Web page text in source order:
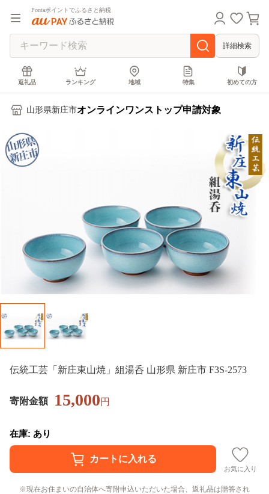
Pontaポイントでふるさと納税
詳細検索
返礼品 ランキング 地域 特集 初めての方
山形県新庄市オンラインワンストップ申請対象
伝統工芸「新庄東山焼」組湯呑 山形県 新庄市 F3S-2573
寄附金額 15,000円
在庫: あり
お気に入り
現在お住まいの自治体へ寄附申込いただいた場合、返礼品は贈答され